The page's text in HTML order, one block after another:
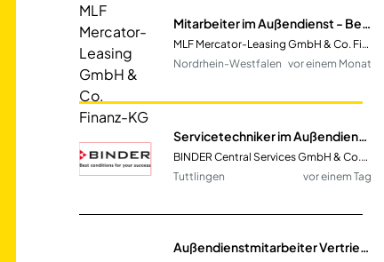
MLF Mercator-Leasing GmbH & Co. Finanz-KG
Nordrhein-Westfalen vor einem Monat
Servicetechniker im Außendienst (m/w/d) Region Karlsruhe, Stuttgart, Ulm
BINDER Central Services GmbH & Co.KG
Tuttlingen
vor einem Tag